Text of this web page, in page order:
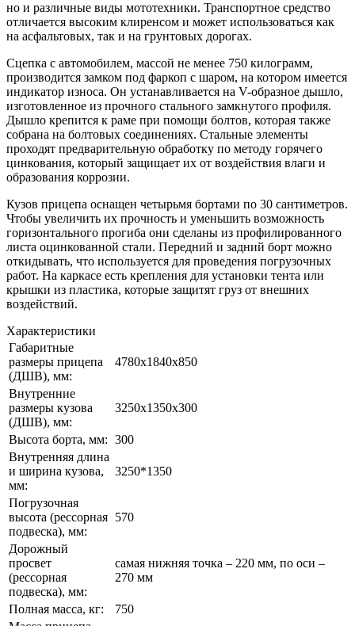
но и различные виды мототехники. Транспортное средство
отличается высоким клиренсом и может использоваться как
на асфальтовых, так и на грунтовых дорогах.
Сцепка с автомобилем, массой не менее 750 килограмм,
производится замком под фаркоп с шаром, на котором имеется
индикатор износа. Он устанавливается на V-образное дышло,
изготовленное из прочного стального замкнутого профиля.
Дышло крепится к раме при помощи болтов, которая также
собрана на болтовых соединениях. Стальные элементы
проходят предварительную обработку по методу горячего
цинкования, который защищает их от воздействия влаги и
образования коррозии.
Кузов прицепа оснащен четырьмя бортами по 30 сантиметров.
Чтобы увеличить их прочность и уменьшить возможность
горизонтального прогиба они сделаны из профилированного
листа оцинкованной стали. Передний и задний борт можно
откидывать, что используется для проведения погрузочных
работ. На каркасе есть крепления для установки тента или
крышки из пластика, которые защитят груз от внешних
воздействий.
Характе­ристики
Габаритные
размеры прицепа
(ДШВ), мм:
4780x1840x850
Внутренние
размеры кузова
(ДШВ), мм:
3250x1350x300
Высота борта, мм: 300
Внутренняя длина
и ширина кузова,
мм:
3250*1350
Погрузочная
высота (рессорная
подвеска), мм:
570
Дорожный
просвет
(рессорная
подвеска), мм:
самая нижняя точка – 220 мм, по оси –
270 мм
Полная масса, кг:
750